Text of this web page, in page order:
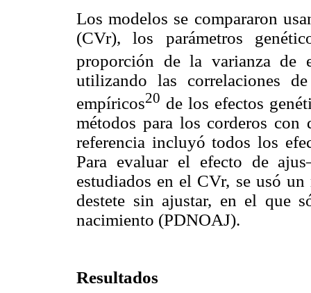
Los modelos se compararon
(CVr), los parámetros
proporción de la varianza de
utilizando las correlaciones
empíricos20 de los efectos
métodos para los corderos con
referencia incluyó todos los
Para evaluar el efecto de
estudiados en el CVr, se usó
destete sin ajustar, en el que
nacimiento (PDNOAJ).
Resultados